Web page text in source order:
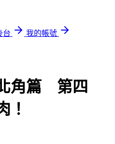
台
我的帳號
角篇 第四
！